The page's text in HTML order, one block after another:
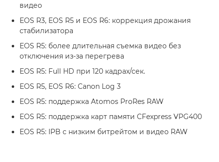
видео
EOS R3, EOS R5 и EOS R6: коррекция дрожания
стабилизатора
EOS R5: более длительная съемка видео без
отключения из-за перегрева
EOS R5: Full HD при 120 кадрах/сек.
EOS R5, EOS R6: Canon Log 3
EOS R5: поддержка Atomos ProRes RAW
EOS R5: поддержка карт памяти CFexpress VPG400
EOS R5: IPB с низким битрейтом и видео RAW